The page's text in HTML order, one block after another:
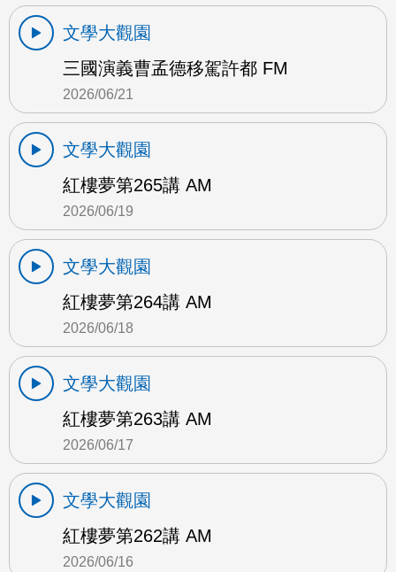
文學大觀園
三國演義曹孟德移駕許都 FM
2026/06/21
文學大觀園
紅樓夢第265講 AM
2026/06/19
文學大觀園
紅樓夢第264講 AM
2026/06/18
文學大觀園
紅樓夢第263講 AM
2026/06/17
文學大觀園
紅樓夢第262講 AM
2026/06/16